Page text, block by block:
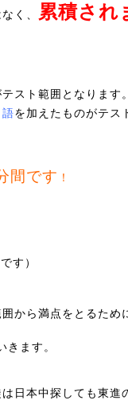
く、
累積され
スト範囲となります
を加えたものがテス
間です ！
す）
から満点をとるため
きます。
日本中探しても東進